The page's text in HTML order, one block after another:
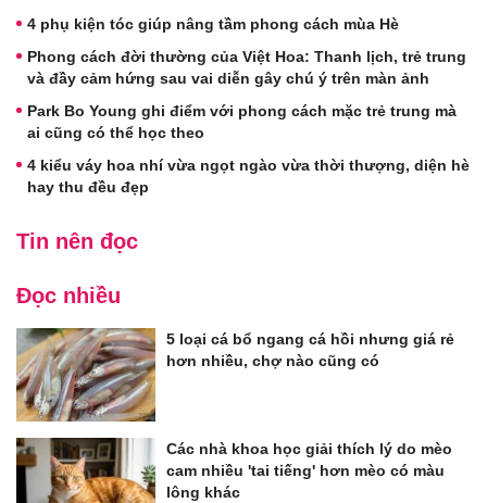
4 phụ kiện tóc giúp nâng tầm phong cách mùa Hè
Phong cách đời thường của Việt Hoa: Thanh lịch, trẻ trung
và đầy cảm hứng sau vai diễn gây chú ý trên màn ảnh
Park Bo Young ghi điểm với phong cách mặc trẻ trung mà
ai cũng có thể học theo
4 kiểu váy hoa nhí vừa ngọt ngào vừa thời thượng, diện hè
hay thu đều đẹp
Tin nên đọc
Đọc nhiều
5 loại cá bổ ngang cá hồi nhưng giá rẻ
hơn nhiều, chợ nào cũng có
Các nhà khoa học giải thích lý do mèo
cam nhiều 'tai tiếng' hơn mèo có màu
lông khác